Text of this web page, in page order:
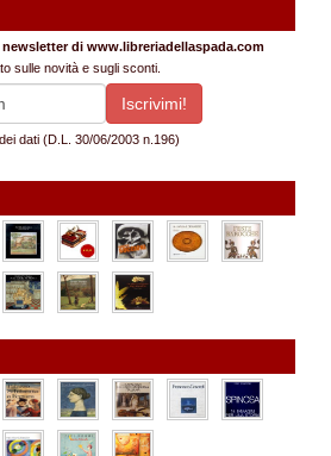
newsletter di www.libreriadellaspada.com
sulle novità e sugli sconti.
dati (D.L. 30/06/2003 n.196)